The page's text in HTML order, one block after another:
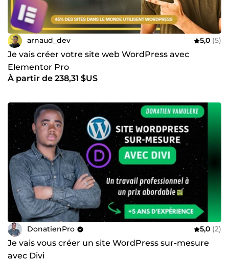
arnaud_dev 5,0 (5)
Je vais créer votre site web WordPress avec
Elementor Pro
À partir de 238,31 $US
DonatienPro 5,0 (2)
Je vais vous créer un site WordPress sur-mesure
avec Divi